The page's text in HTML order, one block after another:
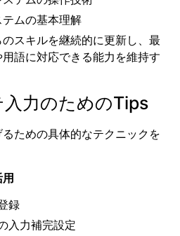
ムの基本理解
スキルを継続的に更新し、最
語に対応できる能力を維持す
力のためのTips
ための具体的なテクニックを
録
入力補完設定